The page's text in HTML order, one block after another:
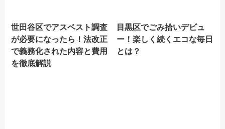
世田谷区でアスベスト調査
が必要になったら！法改正
で義務化された内容と費用
を徹底解説
目黒区でごみ拾いデビュ
ー！楽しく続くエコな毎日
とは？